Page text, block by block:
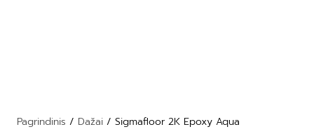
Pagrindinis / Dažai / Sigmafloor 2K Epoxy Aqua